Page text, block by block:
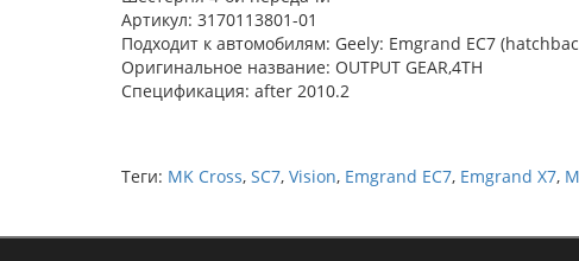
Артикул: 3170113801-01
Подходит к автомобилям: Geely: Emgrand EC7
Оригинальное название: OUTPUT GEAR,4TH
Спецификация: after 2010.2
Теги: MK Cross, SC7, Vision, Emgrand EC7, Emgrand X7,